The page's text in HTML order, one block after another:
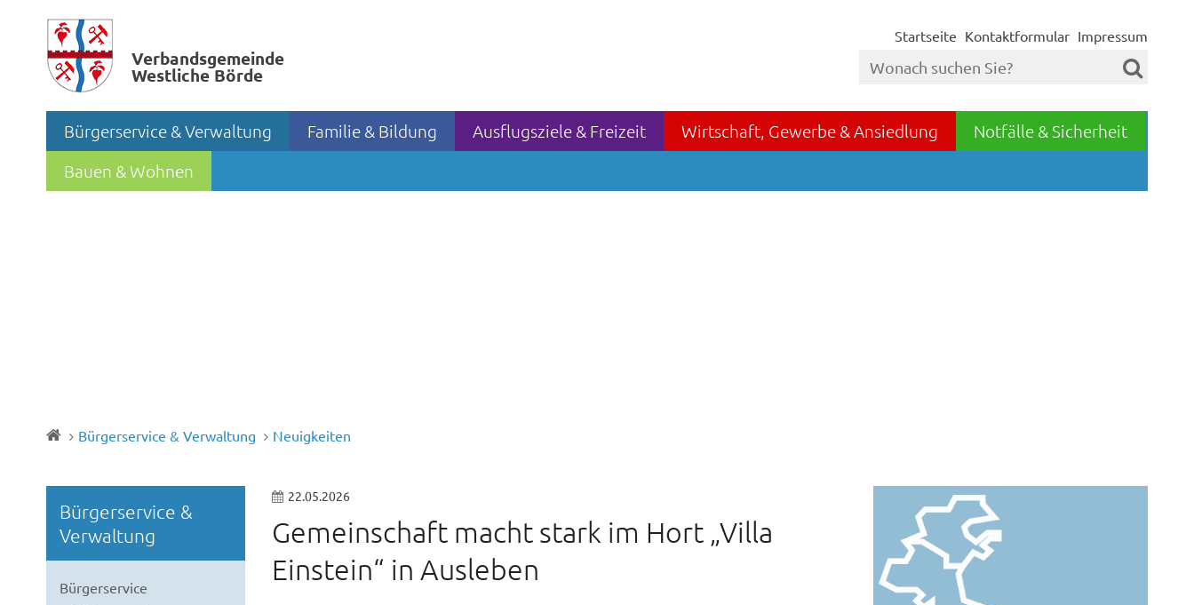
Verbands­gemeinde
Westliche Börde
Startseite Kontaktformular Impressum
Bürgerservice & Verwaltung Familie & Bildung Ausflugsziele & Freizeit Wirtschaft, Gewerbe & Ansiedlung
Notfälle & Sicherheit
Bauen & Wohnen
Bürgerservice & Verwaltung Neuigkeiten
Bürgerservice &
Verwaltung
Bürgerservice
22.05.2026
Gemeinschaft macht stark im Hort „Villa
Einstein“ in Ausleben